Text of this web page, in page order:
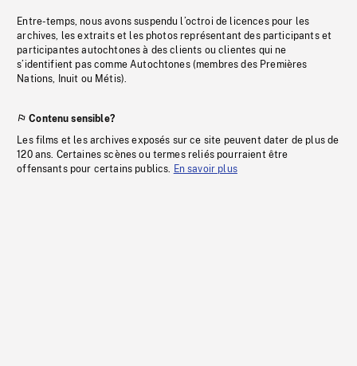
Entre-temps, nous avons suspendu l’octroi de licences pour les
archives, les extraits et les photos représentant des participants et
participantes autochtones à des clients ou clientes qui ne
s’identifient pas comme Autochtones (membres des Premières
Nations, Inuit ou Métis).
Contenu sensible?
Les films et les archives exposés sur ce site peuvent dater de plus de
120 ans. Certaines scènes ou termes reliés pourraient être
offensants pour certains publics. En savoir plus